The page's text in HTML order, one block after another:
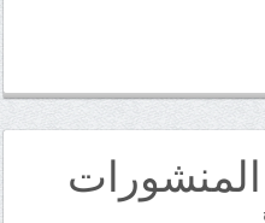
المنشورات